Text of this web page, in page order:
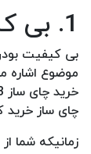
1. بی کیفیت بودن چای ساز
بی کیفیت
چای ساز خرید
زمانیکه شما